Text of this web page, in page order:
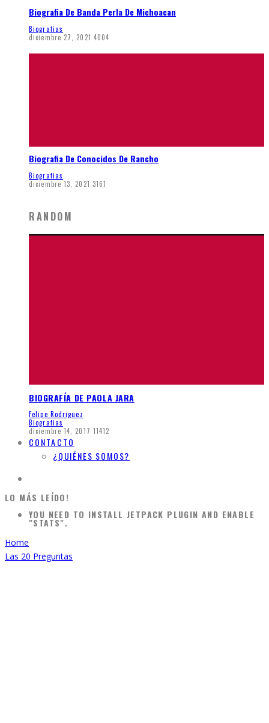
Biografia De Banda Perla De Michoacan
Biografias
diciembre 27, 2021 4004
Biografia De Conocidos De Rancho
Biografias
diciembre 13, 2021 3161
RANDOM
BIOGRAFÍA DE PAOLA JARA
Felipe Rodriguez
Biografias
diciembre 14, 2017 11412
CONTACTO
¿QUIÉNES SOMOS?
LO MÁS LEÍDO!
YOU NEED TO INSTALL JETPACK PLUGIN AND ENABLE
"STATS".
Home
Las 20 Preguntas